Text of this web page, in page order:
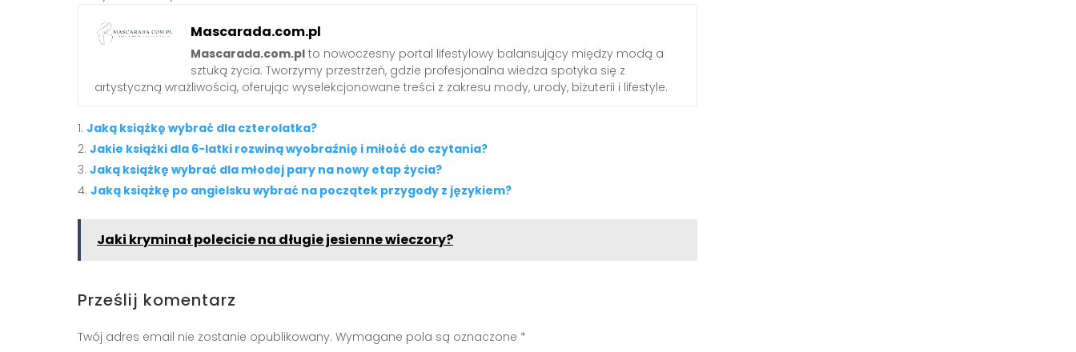
Mascarada.com.pl
Mascarada.com.pl to nowoczesny portal lifestylowy balansujący między modą a
sztuką życia. Tworzymy przestrzeń, gdzie profesjonalna wiedza spotyka się z
artystyczną wrażliwością, oferując wyselekcjonowane treści z zakresu mody, urody, biżuterii i lifestyle.
Jaką książkę wybrać dla czterolatka?
Jakie książki dla 6-latki rozwiną wyobraźnię i miłość do czytania?
Jaką książkę wybrać dla młodej pary na nowy etap życia?
Jaką książkę po angielsku wybrać na początek przygody z językiem?
Jaki kryminał polecicie na długie jesienne wieczory?
Prześlij komentarz
Twój adres email nie zostanie opublikowany. Wymagane pola są oznaczone *